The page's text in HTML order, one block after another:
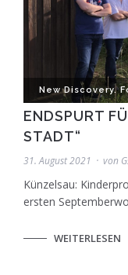
New Discovery.
ENDSPURT
STADT“
31. August 2021 von
Künzelsau:
ersten
WEITERLESEN